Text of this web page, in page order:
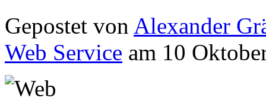
Gepostet von Alexander
Web Service am 10